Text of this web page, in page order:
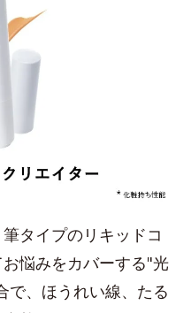
タイプのリキッドコ
悩みをカバーする"光
で、ほうれい線、たる